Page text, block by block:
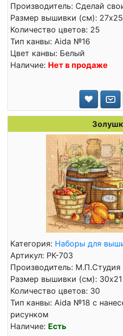
Производитель: Сделай
Размер вышивки (см): 27x25
Количество цветов: 25
Тип канвы: Aida №16
Цвет канвы: Белый
Наличие: Нет в продаже
Категория: Наборы для
Артикул: РК-703
Производитель: М.П.Студия
Размер вышивки (см): 30x21
Количество цветов: 30
Тип канвы: Aida №18 с
рисунком
Наличие: Есть